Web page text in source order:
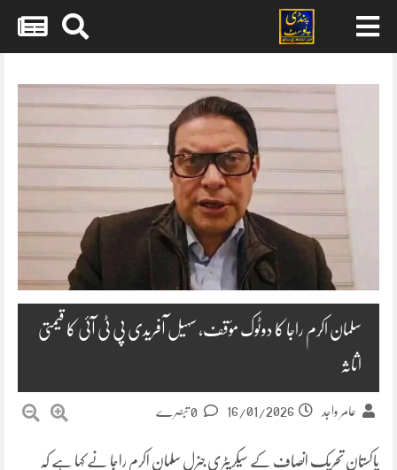
content
سلمان اکرم راجا کا دوٹوک مؤقف، سہیل آفریدی پی ٹی آئی کا قیمتی
اثاثہ
عامر واجد 16/01/2026
پاکستان تحریک انصاف کے سیکریٹری جنرل سلمان اکرم راجا نے کہا ہے کہ